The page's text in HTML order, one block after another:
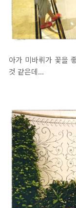
아가 미바뤼가 꽃을
것 같은데...